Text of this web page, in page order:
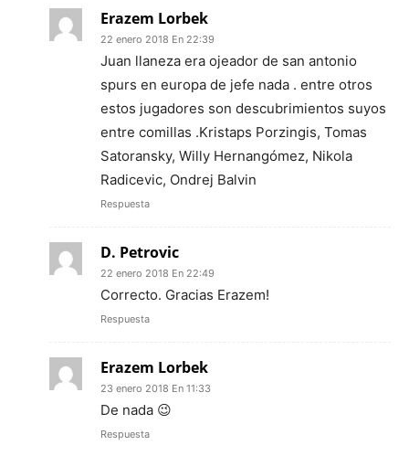
Erazem Lorbek
22 enero 2018 En 22:39
Juan llaneza era ojeador de san antonio
spurs en europa de jefe nada . entre otros
estos jugadores son descubrimientos suyos
entre comillas .Kristaps Porzingis, Tomas
Satoransky, Willy Hernangómez, Nikola
Radicevic, Ondrej Balvin
Respuesta
D. Petrovic
22 enero 2018 En 22:49
Correcto. Gracias Erazem!
Respuesta
Erazem Lorbek
23 enero 2018 En 11:33
De nada 😉
Respuesta